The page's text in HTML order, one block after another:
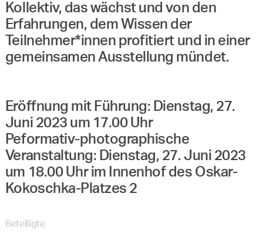
Kollektiv, das wächst und von den
Erfahrungen, dem Wissen der
Teilnehmer*innen profitiert und in einer
gemeinsamen Ausstellung mündet.
Eröffnung mit Führung: Dienstag, 27.
Juni 2023 um 17.00 Uhr
Peformativ-photographische
Veranstaltung: Dienstag, 27. Juni 2023
um 18.00 Uhr im Innenhof des Oskar-
Kokoschka-Platzes 2
Beteiligte